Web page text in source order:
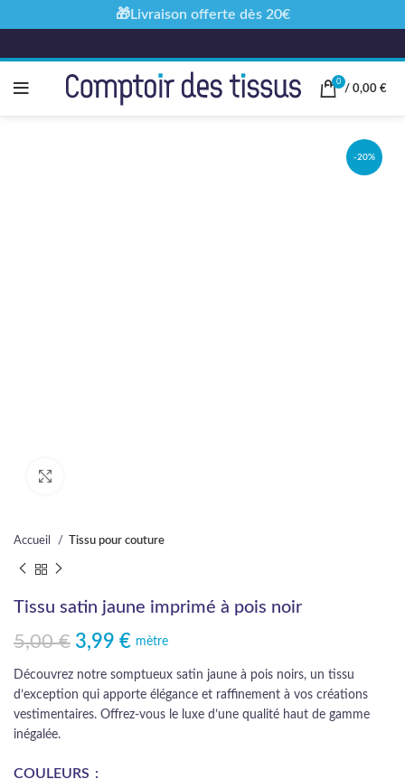
0
/ 0,00 €
-20%
Accueil Tissu pour couture
Tissu satin jaune imprimé à pois noir
5,00€
Le prix initial était : 5,00 €.
3,99 €
Le prix actuel est : 3,99 €.
mètre
Découvrez notre somptueux satin jaune à pois noirs, un tissu
d’exception qui apporte élégance et raffinement à vos créations
vestimentaires. Offrez-vous le luxe d’une qualité haut de gamme
inégalée.
COULEURS
🎁Livraison offerte dès 20€